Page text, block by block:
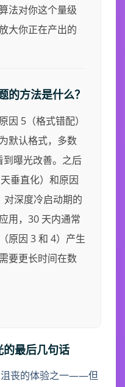
法对你这个量级
大你正在产出的
的方法是什么？
因 5（格式错配）
默认格式，多数
到曝光改善。之后
垂直化）和原因
深度冷启动期的
用，30 天内通常
原因 3 和 4）产生
要更长时间在数
的最后几句话
沮丧的体验之一——但